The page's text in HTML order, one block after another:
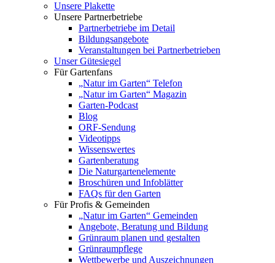
Unsere Plakette
Unsere Partnerbetriebe
Partnerbetriebe im Detail
Bildungsangebote
Veranstaltungen bei Partnerbetrieben
Unser Gütesiegel
Für Gartenfans
„Natur im Garten“ Telefon
„Natur im Garten“ Magazin
Garten-Podcast
Blog
ORF-Sendung
Videotipps
Wissenswertes
Gartenberatung
Die Naturgartenelemente
Broschüren und Infoblätter
FAQs für den Garten
Für Profis & Gemeinden
„Natur im Garten“ Gemeinden
Angebote, Beratung und Bildung
Grünraum planen und gestalten
Grünraumpflege
Wettbewerbe und Auszeichnungen